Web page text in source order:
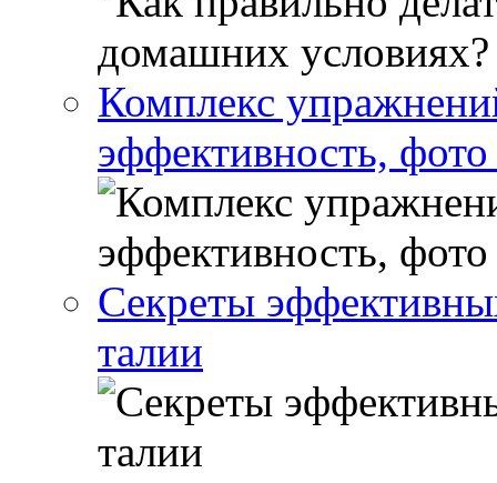
Комплекс
эффективность,
Секреты
талии